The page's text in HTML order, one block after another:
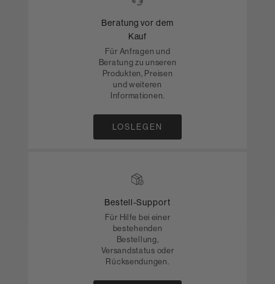
Beratung vor dem
Kauf
Für Anfragen und
Beratung zu unseren
Produkten, Preisen
und weiteren
Informationen.
LOSLEGEN
Bestell-Support
Für Hilfe bei einer
bestehenden
Bestellung,
Versandstatus oder
Rücksendungen.